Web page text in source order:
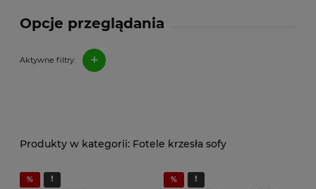
Opcje przeglądania
Aktywne filtry: +
Fotele krzesła sofy